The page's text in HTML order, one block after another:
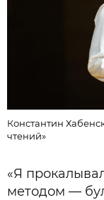
Константин
чтений»
«Я
методом —